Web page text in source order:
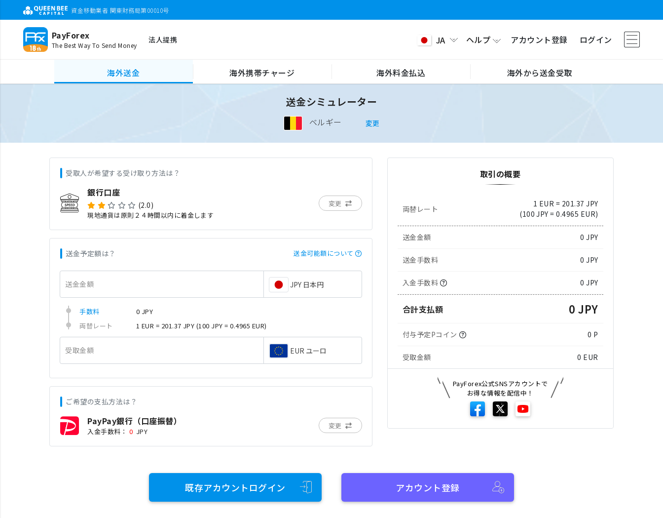
資金移動業者 関東財務局第00010号
PayForex
The Best Way To Send Money
法人提携 JA ヘルプ アカウント登録 ログイン
海外送金 海外携帯チャージ 海外料金払込 海外から送金受取
送金シミュレーター
ベルギー 変更
受取人が希望する受け取り方法は？
銀行口座
(2.0)
現地通貨は原則２４時間以内に着金します
変更
送金予定額は？ 送金可能額について
送金金額 JPY 日本円
手数料
0 JPY
両替レート
1 EUR = 201.37 JPY (100 JPY = 0.4965 EUR)
受取金額 EUR ユーロ
ご希望の支払方法は？
PayPay銀行（口座振替）
入金手数料： 0 JPY
変更
取引の概要
両替レート
1 EUR = 201.37 JPY
(100 JPY = 0.4965 EUR)
送金金額 0 JPY
送金手数料 0 JPY
入金手数料 0 JPY
合計支払額 0 JPY
付与予定Pコイン 0 P
受取金額 0 EUR
PayForex公式SNSアカウントで
お得な情報を配信中！
既存アカウントログイン アカウント登録